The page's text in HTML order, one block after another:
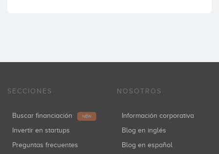
SECCIONES
Buscar financiación NEW
Invertir en startups
Preguntas frecuentes
NOSOTROS
Información corporativa
Blog en inglés
Blog en español